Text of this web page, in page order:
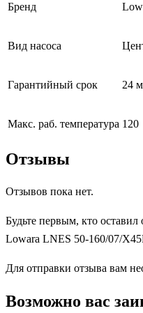
Бренд
Вид насоса
Гарантийный срок 24
Макс. раб. температура 120
Отзывы
Отзывов пока нет.
Будьте первым, кто
Lowara LNES 50-160/07/
Для отправки отзыва вам
Возможно вас